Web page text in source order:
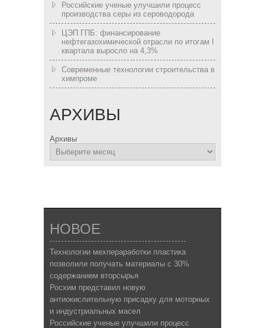
Российские ученые улучшили процесс
производства серы из сероводорода
ЦЭП ГПБ: финансирование
нефтегазохимической отрасли по итогам I
квартала выросло на 4,3%
Современные технологии строительства в
химпроме
АРХИВЫ
Архивы
НОВОЕ
Технологии мехпераработки пластика
позволили получать материалы с 30%
содержанием вторсырья
Росхим представил новую
антиокислительную присадку для моторных
и индустриальных масел
Российские ученые улучшили процесс